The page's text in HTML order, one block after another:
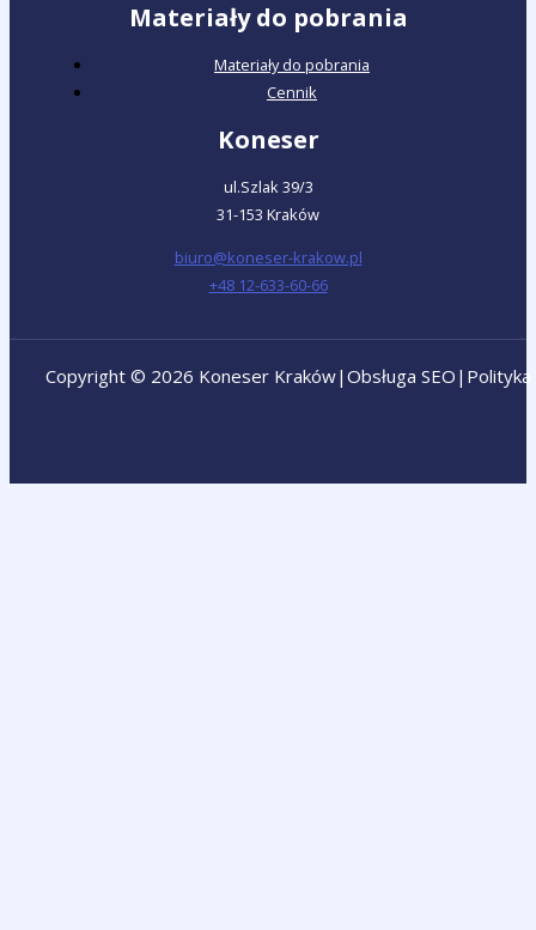
Materiały do pobrania
Materiały do pobrania
Cennik
Koneser
ul.Szlak 39/3
31-153 Kraków
biuro@koneser-krakow.pl
+48 12-633-60-66
Copyright © 2026 Koneser Kraków| Obsługa SEO |